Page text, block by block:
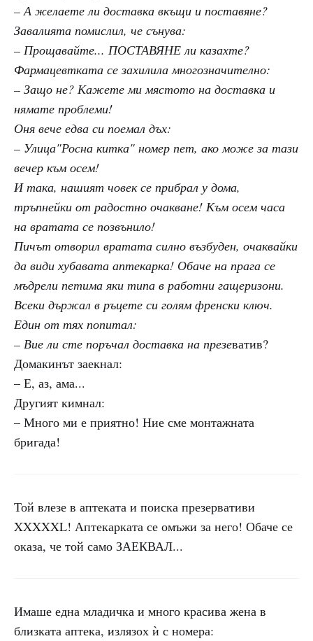
– А желаете ли доставка вкъщи и поставяне?
Завалията помислил, че сънува:
– Прощавайте... ПОСТАВЯНЕ ли казахте?
Фармацевтката се захилила многозначително:
– Защо не? Кажете ми мястото на доставка и
нямате проблеми!
Оня вече едва си поемал дъх:
– Улица"Росна китка" номер пет, ако може за тази
вечер към осем!
И така, нашият човек се прибрал у дома,
тръпнейки от радостно очакване! Към осем часа
на вратата се позвънило!
Пичът отворил вратата силно възбуден, очаквайки
да види хубавата аптекарка! Обаче на прага се
мъдрели петима яки типа в работни гащеризони.
Всеки държал в ръцете си голям френски ключ.
Един от тях попитал:
– Вие ли сте поръчал доставка на презеватив?
Домакинът заекнал:
– Е, аз, ама...
Другият кимнал:
– Много ми е приятно! Ние сме монтажната
бригада!
Той влезе в аптеката и поиска презервативи
XXXXXL! Аптекарката се омъжи за него! Обаче се
оказа, че той само ЗАЕКВАЛ...
Имаше една младичка и много красива жена в
близката аптека, излязох ѝ с номера: